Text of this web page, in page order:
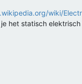
wiki/
het statisch